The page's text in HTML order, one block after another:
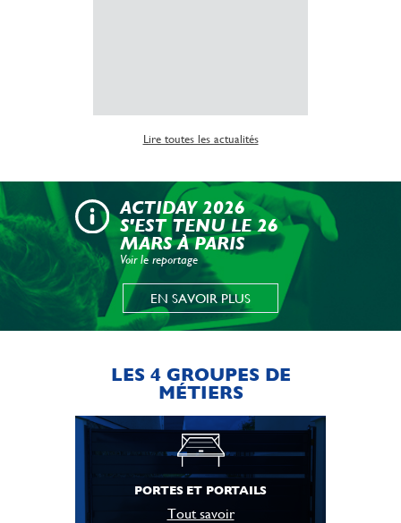
Lire toutes les actualités
ACTIDAY 2026
S'EST TENU LE 26
MARS À PARIS
Voir le reportage
EN SAVOIR PLUS
LES 4 GROUPES DE
MÉTIERS
PORTES ET PORTAILS
Tout savoir